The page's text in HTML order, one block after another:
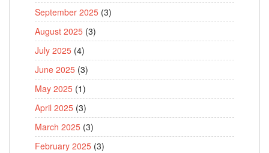
September 2025 (3)
August 2025 (3)
July 2025 (4)
June 2025 (3)
May 2025 (1)
April 2025 (3)
March 2025 (3)
February 2025 (3)